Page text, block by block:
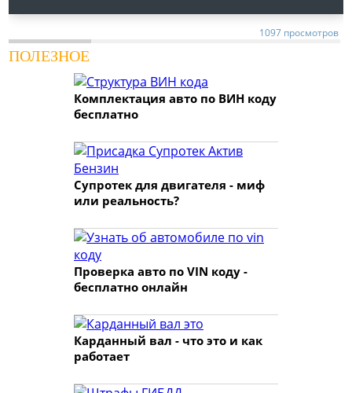
1097 просмотров
ПОЛЕЗНОЕ
Комплектация авто по ВИН коду
бесплатно
Супротек для двигателя - миф
или реальность?
Проверка авто по VIN коду -
бесплатно онлайн
Карданный вал - что это и как
работает